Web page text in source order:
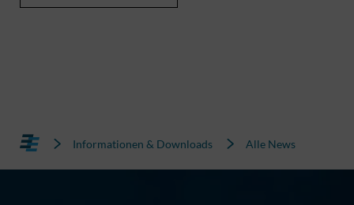
Informationen & Downloads Alle News